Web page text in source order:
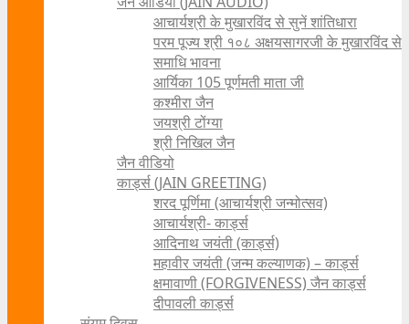
आचार्यश्री के मुखारविंद से सुनें शांतिधारा
परम पूज्य श्री १०८ अक्षयसागरजी के मुखारविंद से
समाधि भावना
आर्यिका 105 पूर्णमती माता जी
कश्मीरा जैन
जयश्री टोंग्या
श्री निखिल जैन
जैन वीडियो
कार्ड्स (JAIN GREETING)
शरद पूर्णिमा (आचार्यश्री जन्मोत्सव)
आचार्यश्री- कार्ड्स
आदिनाथ जयंती (कार्ड्स)
महावीर जयंती (जन्म कल्याणक) – कार्ड्स
क्षमावाणी (FORGIVENESS) जैन कार्ड्स
दीपावली कार्ड्स